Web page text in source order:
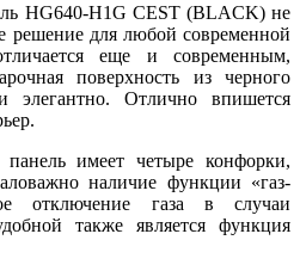
HG640-H1G CEST (BLACK) не
решение для любой современной
еще и современным,
поверхность из черного
элегантно. Отлично впишется
имеет четыре конфорки,
наличие функции «газ-
отключение газа в случаи
также является функция